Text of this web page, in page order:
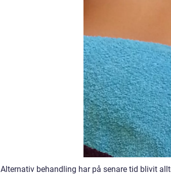
Alternativ behandling har på senare tid blivit